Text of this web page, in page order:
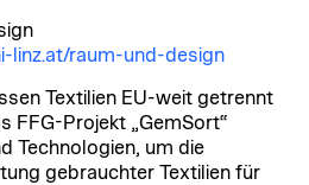
linz.at/raum-und-design
Textilien EU-weit getrennt
FFG-Projekt „GemSort“
Technologien, um die
gebrauchter Textilien für